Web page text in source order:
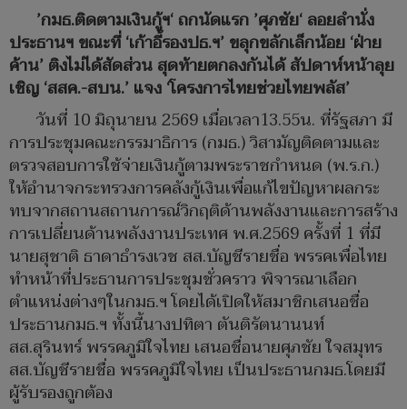
’กมธ.ติดตามเงินกู้ฯ‘ ถกนัดแรก ’ศุภชัย‘ ลอยลำนั่ง
ประธานฯ ขณะที่ ‘เก้าอี้รองปธ.ฯ’ ขลุกขลักเล็กน้อย ‘ฝ่าย
ค้าน’ ติงไม่ได้สัดส่วน สุดท้ายตกลงกันได้ สัปดาห์หน้าลุย
เชิญ ‘สสค.-สบน.’ แจง ‘โครงการไทยช่วยไทยพลัส’
วันที่ 10 มิถุนายน 2569 เมื่อเวลา13.55น. ที่รัฐสภา มี
การประชุมคณะกรรมาธิการ (กมธ.) วิสามัญติดตามและ
ตรวจสอบการใช้จ่ายเงินกู้ตามพระราชกำหนด (พ.ร.ก.)
ให้อำนาจกระทรวงการคลังกู้เงินเพื่อแก้ไขปัญหาผลกระ
ทบจากสถานสถานการณ์วิกฤติด้านพลังงานและการสร้าง
การเปลี่ยนด้านพลังงานประเทศ พ.ศ.2569 ครั้งที่ 1 ที่มี
นายสุชาติ ธาดาธำรงเวช สส.บัญชีรายชื่อ พรรคเพื่อไทย
ทำหน้าที่ประธานการประชุมชั่วคราว พิจารณาเลือก
ตำแหน่งต่างๆในกมธ.ฯ โดยได้เปิดให้สมาชิกเสนอชื่อ
ประธานกมธ.ฯ ทั้งนี้นางปทิตา ตันติรัตนานนท์
สส.สุรินทร์ พรรคภูมิใจไทย เสนอชื่อนายศุภชัย ใจสมุทร
สส.บัญชีรายชื่อ พรรคภูมิใจไทย เป็นประธานกมธ.โดยมี
ผู้รับรองถูกต้อง